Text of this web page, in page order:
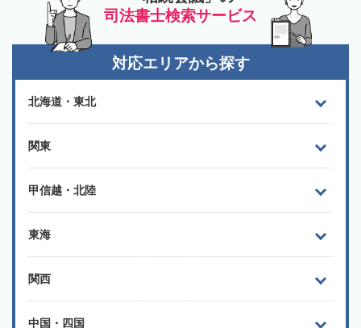
司法書士検索サービス
対応エリアから探す
北海道・東北
関東
甲信越・北陸
東海
関西
中国・四国